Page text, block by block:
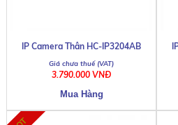
IP Camera Thân HC-IP3204AB
3.790.000 VNĐ